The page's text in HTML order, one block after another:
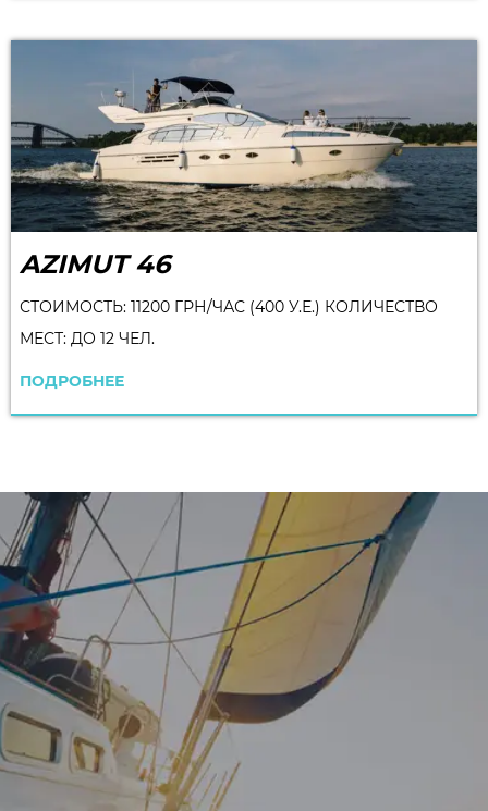
AZIMUT 46
СТОИМОСТЬ: 11200 ГРН/ЧАС (400 У.Е.) КОЛИЧЕСТВО
МЕСТ: ДО 12 ЧЕЛ.
ПОДРОБНЕЕ